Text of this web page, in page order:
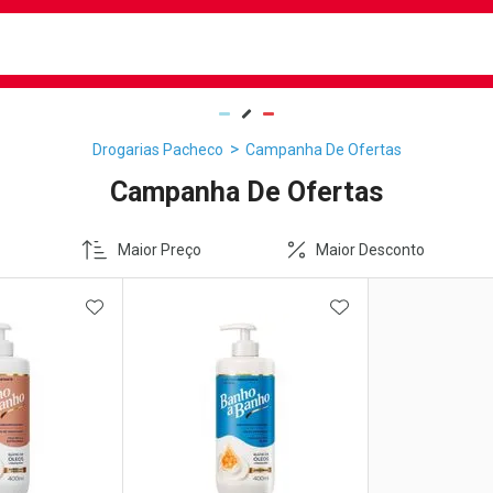
Drogarias Pacheco Campanha De Ofertas
Campanha De Ofertas
Maior Preço Maior Desconto
ADICIONAR AOS FAVORITOSADICIONAR AOS